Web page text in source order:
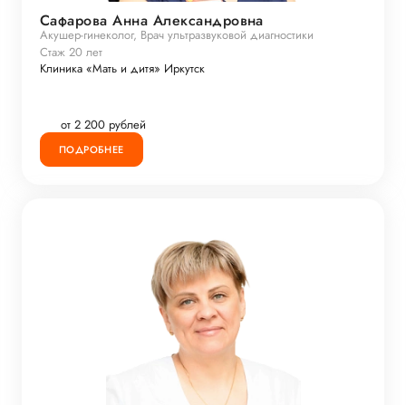
Сафарова Анна Александровна
Акушер-гинеколог, Врач ультразвуковой диагностики
Стаж 20 лет
Клиника «Мать и дитя» Иркутск
от 2 200 рублей
ПОДРОБНЕЕ